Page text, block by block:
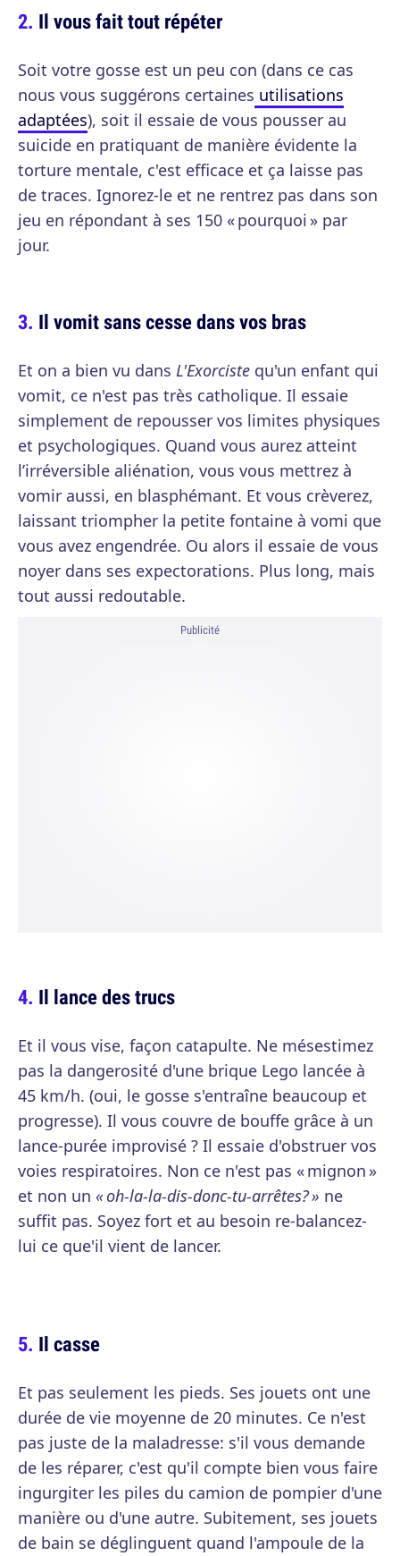
Il vous fait tout répéter
Soit votre gosse est un peu con (dans ce cas
nous vous suggérons certaines utilisations
adaptées), soit il essaie de vous pousser au
suicide en pratiquant de manière évidente la
torture mentale, c'est efficace et ça laisse pas
de traces. Ignorez-le et ne rentrez pas dans son
jeu en répondant à ses 150 « pourquoi » par
jour.
Il vomit sans cesse dans vos bras
Et on a bien vu dans L'Exorciste qu'un enfant qui
vomit, ce n'est pas très catholique. Il essaie
simplement de repousser vos limites physiques
et psychologiques. Quand vous aurez atteint
l’irréversible aliénation, vous vous mettrez à
vomir aussi, en blasphémant. Et vous crèverez,
laissant triompher la petite fontaine à vomi que
vous avez engendrée. Ou alors il essaie de vous
noyer dans ses expectorations. Plus long, mais
tout aussi redoutable.
Publicité
Il lance des trucs
Et il vous vise, façon catapulte. Ne mésestimez
pas la dangerosité d'une brique Lego lancée à
45 km/h. (oui, le gosse s'entraîne beaucoup et
progresse). Il vous couvre de bouffe grâce à un
lance-purée improvisé ? Il essaie d'obstruer vos
voies respiratoires. Non ce n'est pas « mignon »
et non un « oh-la-la-dis-donc-tu-arrêtes? » ne
suffit pas. Soyez fort et au besoin re-balancez-
lui ce que'il vient de lancer.
Il casse
Et pas seulement les pieds. Ses jouets ont une
durée de vie moyenne de 20 minutes. Ce n'est
pas juste de la maladresse: s'il vous demande
de les réparer, c'est qu'il compte bien vous faire
ingurgiter les piles du camion de pompier d'une
manière ou d'une autre. Subitement, ses jouets
de bain se déglinguent quand l'ampoule de la